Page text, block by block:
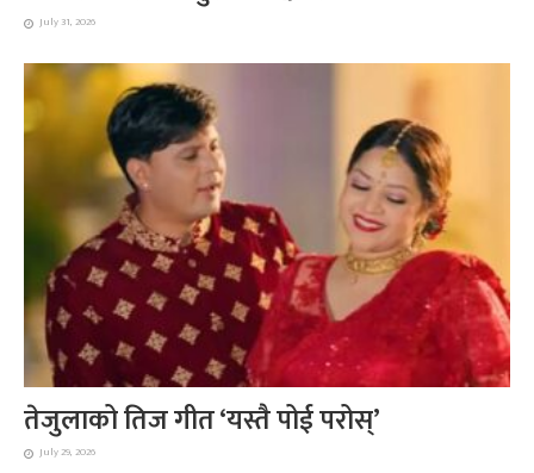
July 31, 2026
तेजुलाको तिज गीत ‘यस्तै पोई परोस्’
July 29, 2026